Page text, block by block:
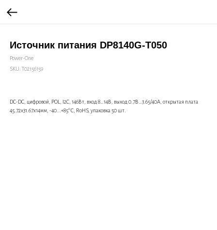
Источник питания DP8140G-T050
Power-One
SKU: Т02156159
DC-DC, цифровой, POL, I2C, 146Вт, вход 8…14В, выход 0.7В…3.65/40А, открытая плата
45.72x31.67x14мм, -40...+85°С, RoHS, упаковка 50 шт.